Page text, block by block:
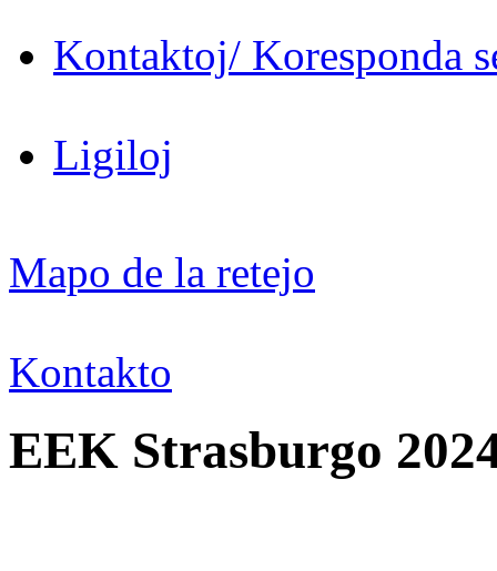
Kontaktoj/ Koresponda
Ligiloj
Mapo de la retejo
Kontakto
EEK Strasburgo